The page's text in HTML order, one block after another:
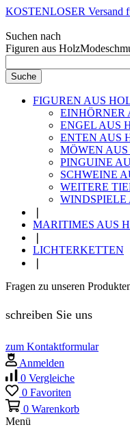
KOSTENLOSER Versand
Suchen nach
Figuren aus Holz
Suche
FIGUREN AUS
EINHÖRNER
ENGEL AUS
ENTEN AUS
MÖWEN
PINGUINE
SCHWEINE
WEITERE
WINDSPIELE
MARITIMES AUS
LICHTERKETTEN
Fragen zu unseren
schreiben Sie uns
zum Kontaktformular
Anmelden
0 Vergleiche
0 Favoriten
0 Warenkorb
Menü